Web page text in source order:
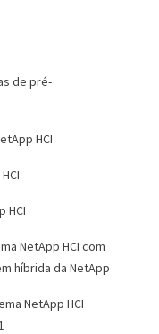
de pré-
HCI
HCI
NetApp HCI com
híbrida da NetApp
NetApp HCI